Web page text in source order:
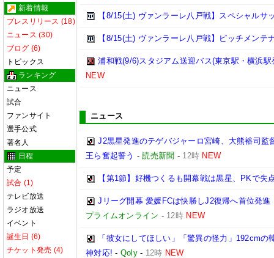
新着情報
プレスリリース (18)
ニュース (30)
ブログ (6)
トピックス
ランキング
ニュース
試合
ファンサイト
選手公式
著名人
日程
予定
試合 (1)
テレビ放送
ラジオ放送
イベント
誕生日 (6)
チケット発売 (4)
【8/15(土) ヴァンラーレ八戸戦】スペシャルサ
【8/15(土) ヴァンラーレ八戸戦】ピッチメンテ
浦和戦(9/6)スタジアム送迎バス(東京駅・横浜駅
NEW
ニュース
J2黒星発進のテゲバジャーロ宮崎、大熊裕司
王ら奮起誓う -読売新聞 - 12時 NEW
【第1節】好機つくるも開幕戦は黒星、PKで失
Jリーグ開幕 愛媛FCは快勝しJ2復帰へ首位発
プライムオンライン - 12時 NEW
「彼女にしてほしい」「驚異の怪力」192cm
神対応! - Qoly- 12時 NEW